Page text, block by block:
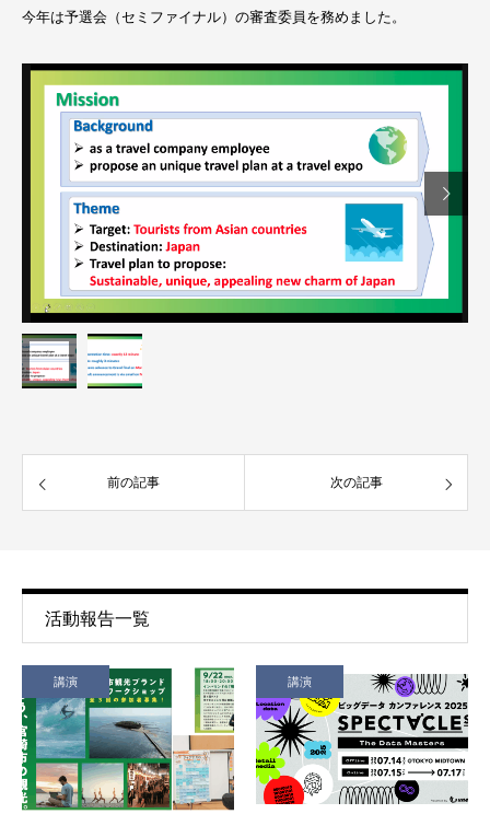
今年は予選会（セミファイナル）の審査委員を務めました。

前の記事 次の記事
活動報告一覧
講演 講演